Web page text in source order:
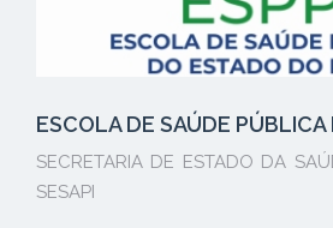
ESCOLA DE SAÚDE PÚBLICA
SECRETARIA DE ESTADO DA
SESAPI